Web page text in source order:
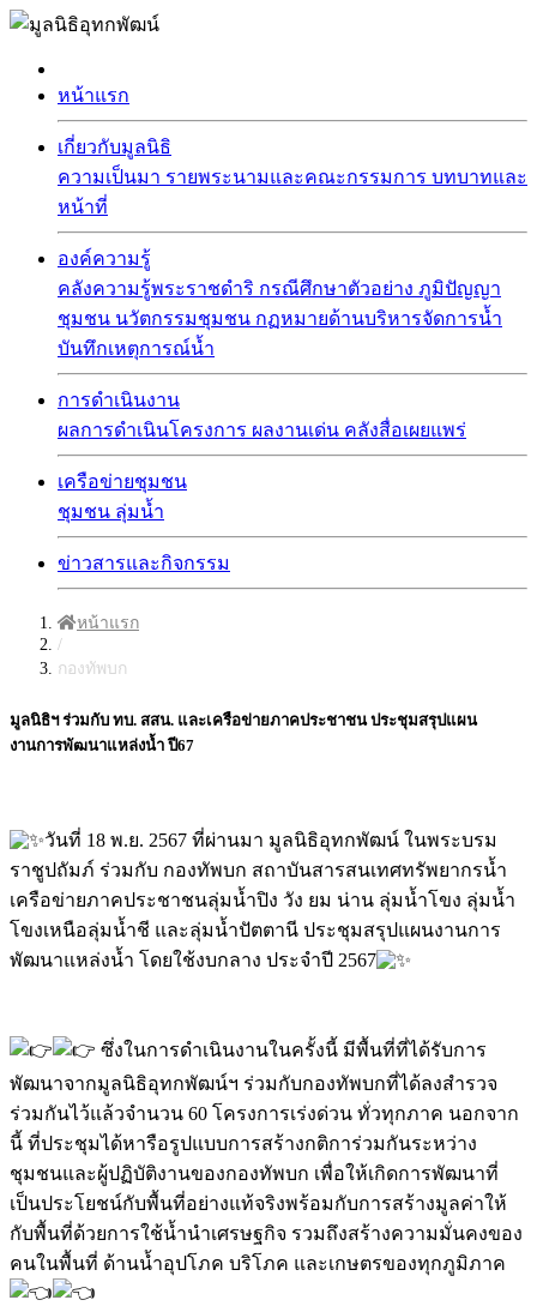
หน้าแรก
เกี่ยวกับมูลนิธิ
ความเป็นมา รายพระนามและคณะกรรมการ บทบาทและ
หน้าที่
องค์ความรู้
คลังความรู้พระราชดำริ กรณีศึกษาตัวอย่าง ภูมิปัญญา
ชุมชน นวัตกรรมชุมชน กฏหมายด้านบริหารจัดการน้ำ
บันทึกเหตุการณ์น้ำ
การดำเนินงาน
ผลการดำเนินโครงการ ผลงานเด่น คลังสื่อเผยแพร่
เครือข่ายชุมชน
ชุมชน ลุ่มน้ำ
ข่าวสารและกิจกรรม
หน้าแรก
/
กองทัพบก
มูลนิธิฯ ร่วมกับ ทบ. สสน. และเครือข่ายภาคประชาชน ประชุมสรุปแผน
งานการพัฒนาแหล่งน้ำ ปี67
วันที่ 18 พ.ย. 2567 ที่ผ่านมา มูลนิธิอุทกพัฒน์ ในพระบรม
ราชูปถัมภ์ ร่วมกับ กองทัพบก สถาบันสารสนเทศทรัพยากรน้ำ
เครือข่ายภาคประชาชนลุ่มน้ำปิง วัง ยม น่าน ลุ่มน้ำโขง ลุ่มน้ำ
โขงเหนือลุ่มน้ำชี และลุ่มน้ำปัตตานี ประชุมสรุปแผนงานการ
พัฒนาแหล่งน้ำ โดยใช้งบกลาง ประจำปี 2567
ซึ่งในการดำเนินงานในครั้งนี้ มีพื้นที่ที่ได้รับการ
พัฒนาจากมูลนิธิอุทกพัฒน์ฯ ร่วมกับกองทัพบกที่ได้ลงสำรวจ
ร่วมกันไว้แล้วจำนวน 60 โครงการเร่งด่วน ทั่วทุกภาค นอกจาก
นี้ ที่ประชุมได้หารือรูปแบบการสร้างกติการ่วมกันระหว่าง
ชุมชนและผู้ปฏิบัติงานของกองทัพบก เพื่อให้เกิดการพัฒนาที่
เป็นประโยชน์กับพื้นที่อย่างแท้จริงพร้อมกับการสร้างมูลค่าให้
กับพื้นที่ด้วยการใช้น้ำนำเศรษฐกิจ รวมถึงสร้างความมั่นคงของ
คนในพื้นที่ ด้านน้ำอุปโภค บริโภค และเกษตรของทุกภูมิภาค